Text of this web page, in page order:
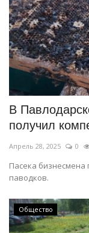
В
получил
Апрель 28, 2025 0
Пасека
паводков.
Общество